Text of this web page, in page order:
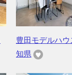
豊田モデルハウ
知県